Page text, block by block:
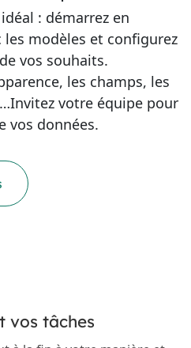
: démarrez en
modèles et configurez
vos souhaits.
les champs, les
votre équipe pour
vos données.
vos tâches